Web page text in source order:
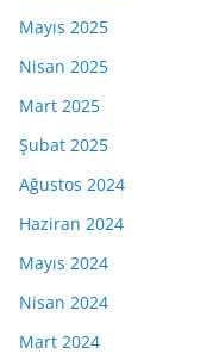
Mayıs 2025
Nisan 2025
Mart 2025
Şubat 2025
Ağustos 2024
Haziran 2024
Mayıs 2024
Nisan 2024
Mart 2024